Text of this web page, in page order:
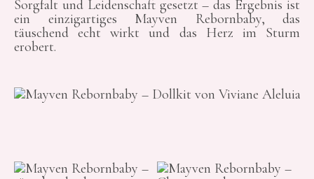
Sorgfalt und Leidenschaft gesetzt – das Ergebnis ist
ein einzigartiges Mayven Rebornbaby, das
täuschend echt wirkt und das Herz im Sturm
erobert.